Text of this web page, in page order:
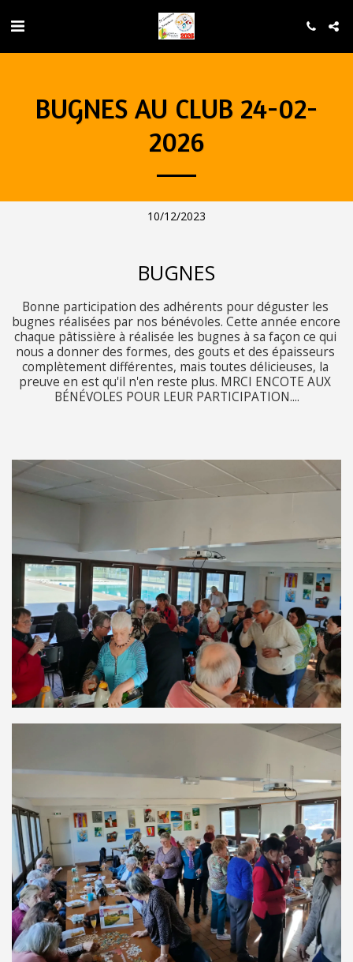
BUGNES AU CLUB 24-02-
2026
10/12/2023
BUGNES
Bonne participation des adhérents pour déguster les
bugnes réalisées par nos bénévoles. Cette année encore
chaque pâtissière à réalisée les bugnes à sa façon ce qui
nous a donner des formes, des gouts et des épaisseurs
complètement différentes, mais toutes délicieuses, la
preuve en est qu'il n'en reste plus. MRCI ENCOTE AUX
BÉNÉVOLES POUR LEUR PARTICIPATION....